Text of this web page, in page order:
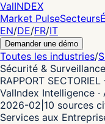
ValINDEX
Market PulseSecteurs
EN/DE/FR/IT
Demander une démo
Toutes les industries/
Sécurité & Surveillance
RAPPORT SECTORIEL
ValIndex Intelligence ·
2026-02 10 sources
Services aux